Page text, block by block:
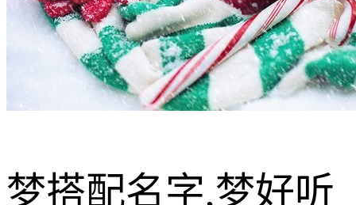
梦搭配名字,梦好听